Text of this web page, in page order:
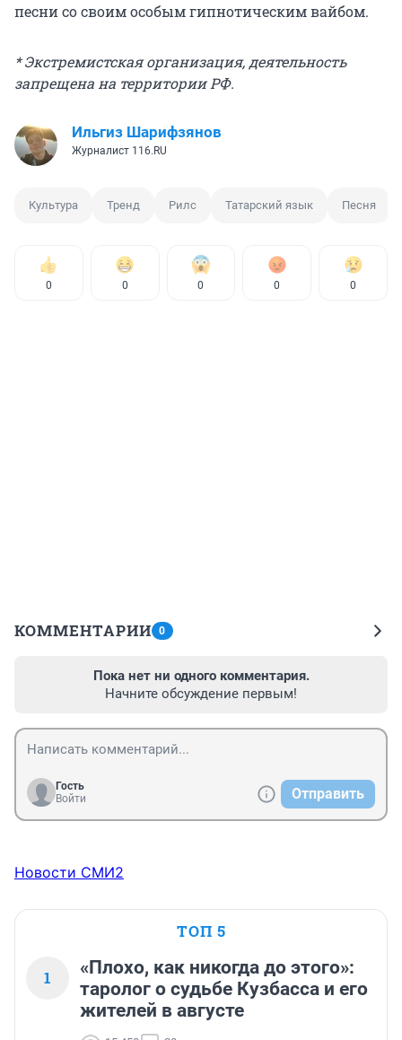
песни со своим особым гипнотическим вайбом.
* Экстремистская организация, деятельность
запрещена на территории РФ.
Ильгиз Шарифзянов
Журналист 116.RU
Культура Тренд Рилс Татарский язык Песня
0 0 0 0 0
КОММЕНТАРИИ 0
Пока нет ни одного комментария.
Начните обсуждение первым!
Гость
Войти
Отправить
Новости СМИ2
ТОП 5
1
«Плохо, как никогда до этого»:
таролог о судьбе Кузбасса и его
жителей в августе